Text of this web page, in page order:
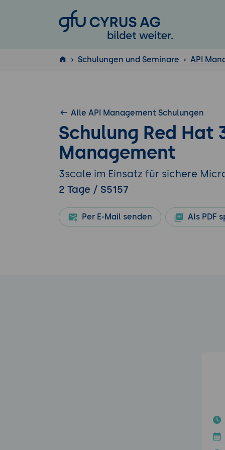
GFU Cyrus AG
ISTQB
Schulungen und Seminare API
Alle API Management Schulungen
Schulung Red Hat
Management
3scale im Einsatz für sichere
2 Tage / S5157
Per E-Mail senden Als PDF